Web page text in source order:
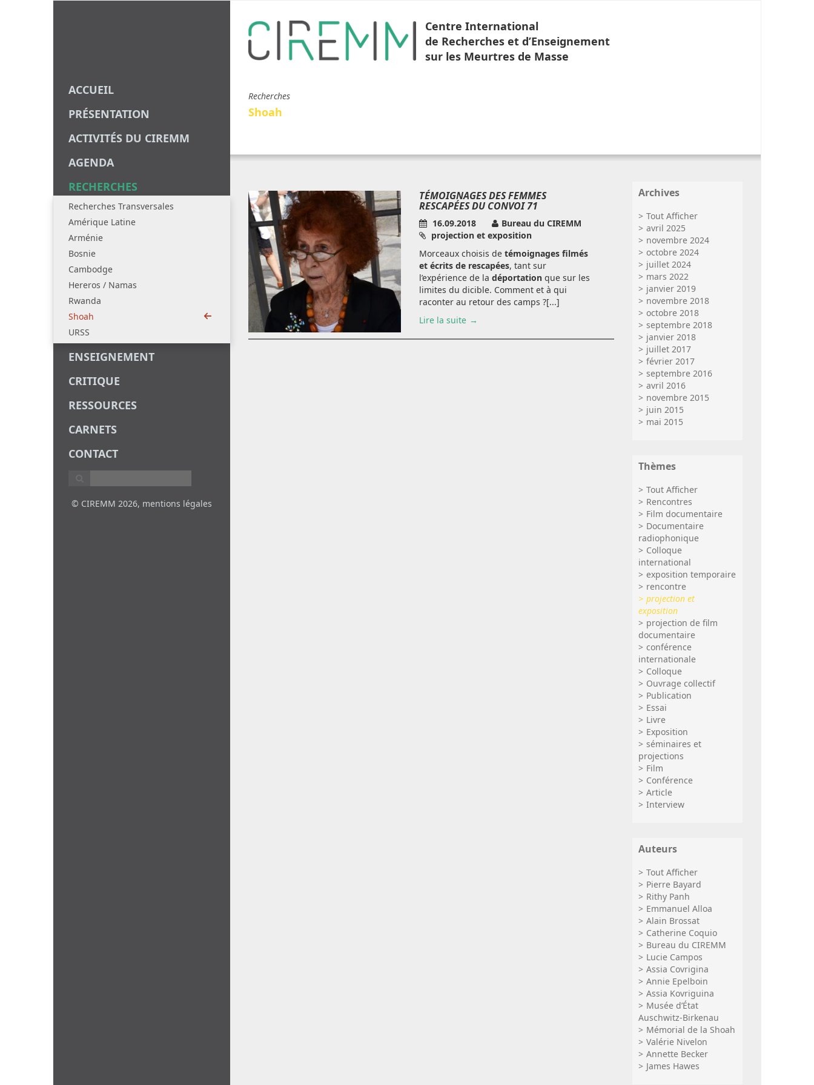
ACCUEIL
PRÉSENTATION
ACTIVITÉS DU CIREMM
AGENDA
RECHERCHES
Recherches Transversales
Amérique Latine
Arménie
Bosnie
Cambodge
Hereros / Namas
Rwanda
Shoah
URSS
ENSEIGNEMENT
CRITIQUE
RESSOURCES
CARNETS
CONTACT
© CIREMM 2026, mentions légales
Centre International
de Recherches et d’Enseignement
sur les Meurtres de Masse
Recherches
Shoah
TÉMOIGNAGES DES FEMMES
RESCAPÉES DU CONVOI 71
16.09.2018
Bureau du CIREMM
projection et exposition
Morceaux choisis de témoignages filmés
et écrits de rescapées, tant sur
l’expérience de la déportation que sur les
limites du dicible. Comment et à qui
raconter au retour des camps ?[...]
Lire la suite
Archives
Tout Afficher
avril 2025
novembre 2024
octobre 2024
juillet 2024
mars 2022
janvier 2019
novembre 2018
octobre 2018
septembre 2018
janvier 2018
juillet 2017
février 2017
septembre 2016
avril 2016
novembre 2015
juin 2015
mai 2015
Thèmes
Tout Afficher
Rencontres
Film documentaire
Documentaire
radiophonique
Colloque
international
exposition temporaire
rencontre
projection et
exposition
projection de film
documentaire
conférence
internationale
Colloque
Ouvrage collectif
Publication
Essai
Livre
Exposition
séminaires et
projections
Film
Conférence
Article
Interview
Auteurs
Tout Afficher
Pierre Bayard
Rithy Panh
Emmanuel Alloa
Alain Brossat
Catherine Coquio
Bureau du CIREMM
Lucie Campos
Assia Covrigina
Annie Epelboin
Assia Kovriguina
Musée d’État
Auschwitz-Birkenau
Mémorial de la Shoah
Valérie Nivelon
Annette Becker
James Hawes